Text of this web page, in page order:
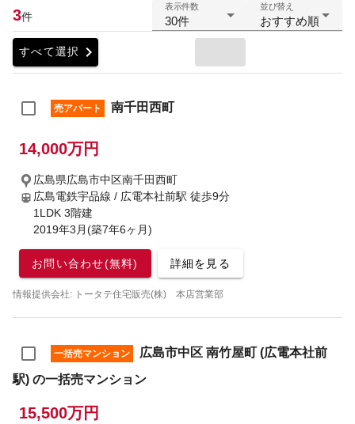
3件
表示件数
30件
並び替え
おすすめ順
すべて選択 chevron_right
売アパート 南千田西町
14,000万円
広島県広島市中区南千田西町
広島電鉄宇品線 / 広電本社前駅 徒歩9分
1LDK 3階建
2019年3月(築7年6ヶ月)
お問い合わせ(無料) 詳細を見る
情報提供会社: トータテ住宅販売(株) 本店営業部
一括売マンション
広島市中区 南竹屋町 (広電本社前
駅) の一括売マンション
15,500万円